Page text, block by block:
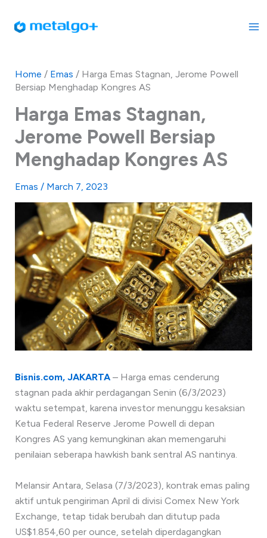
Home / Emas / Harga Emas Stagnan, Jerome Powell
Bersiap Menghadap Kongres AS
Harga Emas Stagnan,
Jerome Powell Bersiap
Menghadap Kongres AS
Emas / March 7, 2023
Bisnis.com, JAKARTA– Harga emas cenderung
stagnan pada akhir perdagangan Senin (6/3/2023)
waktu setempat, karena investor menunggu kesaksian
Ketua Federal Reserve Jerome Powell di depan
Kongres AS yang kemungkinan akan memengaruhi
penilaian seberapa hawkish bank sentral AS nantinya.
Melansir Antara, Selasa (7/3/2023), kontrak emas paling
aktif untuk pengiriman April di divisi Comex New York
Exchange, tetap tidak berubah dan ditutup pada
US$1.854,60 per ounce, setelah diperdagangkan